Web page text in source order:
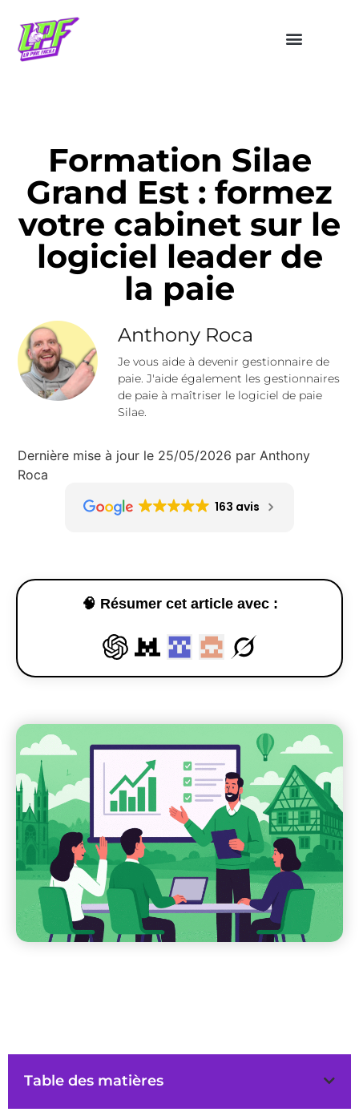
Formation Silae
Grand Est : formez
votre cabinet sur le
logiciel leader de
la paie
Anthony Roca
Je vous aide à devenir gestionnaire de
paie. J'aide également les gestionnaires
de paie à maîtriser le logiciel de paie
Silae.
Dernière mise à jour le 25/05/2026 par Anthony
Roca
163 avis
🧠 Résumer cet article avec :
Table des matières